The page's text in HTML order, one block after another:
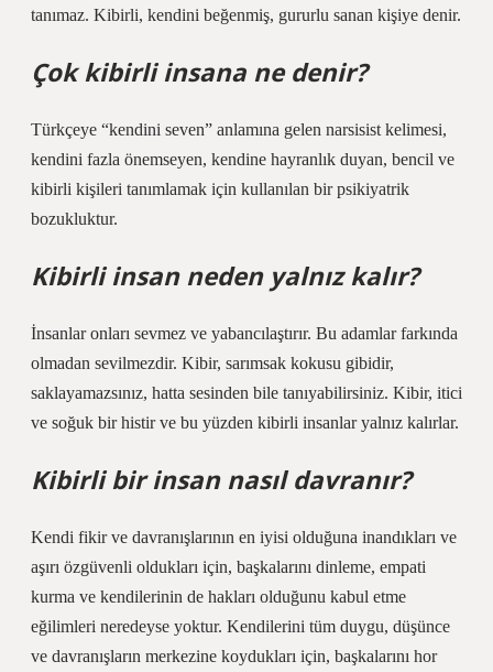
tanımaz. Kibirli, kendini beğenmiş, gururlu sanan kişiye denir.
Çok kibirli insana ne denir?
Türkçeye “kendini seven” anlamına gelen narsisist kelimesi,
kendini fazla önemseyen, kendine hayranlık duyan, bencil ve
kibirli kişileri tanımlamak için kullanılan bir psikiyatrik
bozukluktur.
Kibirli insan neden yalnız kalır?
İnsanlar onları sevmez ve yabancılaştırır. Bu adamlar farkında
olmadan sevilmezdir. Kibir, sarımsak kokusu gibidir,
saklayamazsınız, hatta sesinden bile tanıyabilirsiniz. Kibir, itici
ve soğuk bir histir ve bu yüzden kibirli insanlar yalnız kalırlar.
Kibirli bir insan nasıl davranır?
Kendi fikir ve davranışlarının en iyisi olduğuna inandıkları ve
aşırı özgüvenli oldukları için, başkalarını dinleme, empati
kurma ve kendilerinin de hakları olduğunu kabul etme
eğilimleri neredeyse yoktur. Kendilerini tüm duygu, düşünce
ve davranışların merkezine koydukları için, başkalarını hor